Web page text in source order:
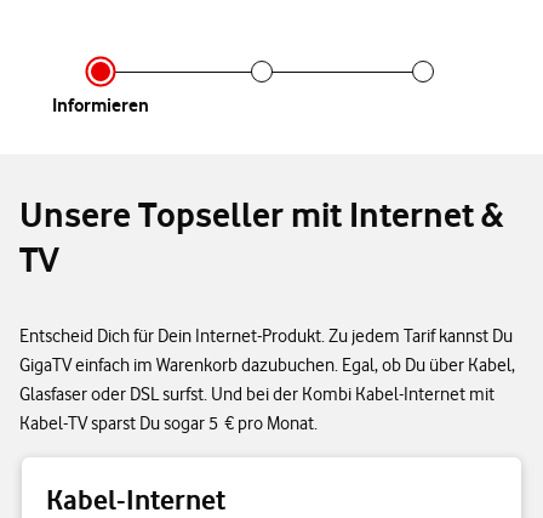
Infor­mieren
Unsere Topseller mit Internet &
TV
Entscheid Dich für Dein Internet-Produkt. Zu jedem Tarif kannst Du
GigaTV einfach im Warenkorb dazubuchen. Egal, ob Du über Kabel,
Glasfaser oder DSL surfst. Und bei der Kombi Kabel-Internet mit
Kabel-TV sparst Du sogar 5 € pro Monat.
Kabel-Internet